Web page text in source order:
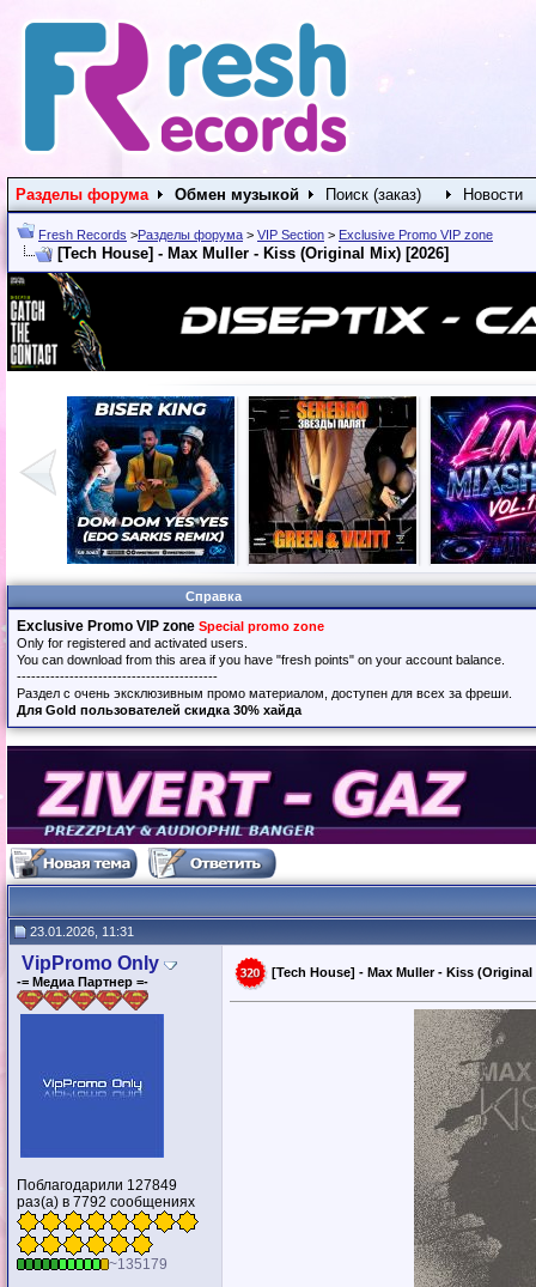
Разделы форума Обмен музыкой Поиск (заказ) Новости
Fresh Records >Разделы форума > VIP Section > Exclusive Promo VIP zone
[Tech House] - Max Muller - Kiss (Original Mix) [2026]
Справка
Exclusive Promo VIP zone Special promo zone
Only for registered and activated users.
You can download from this area if you have "fresh points" on your account balance.
------------------------------------------
Раздел с очень эксклюзивным промо материалом, доступен для всех за фреши.
Для Gold пользователей скидка 30% хайда
23.01.2026, 11:31
VipPromo Only
-= Медиа Партнер =-
Поблагодарили 127849
раз(а) в 7792 сообщениях
~135179
[Tech House] - Max Muller - Kiss (Original